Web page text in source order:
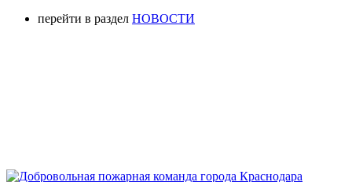
перейти в раздел НОВОСТИ